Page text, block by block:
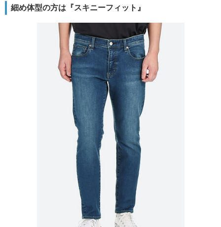
細め体型の方は『スキニーフィット』